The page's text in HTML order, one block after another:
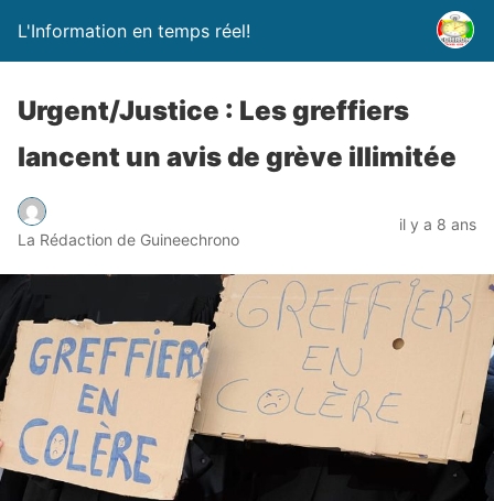
L'Information en temps réel!
Urgent/Justice : Les greffiers
lancent un avis de grève illimitée
La Rédaction de Guineechrono
il y a 8 ans